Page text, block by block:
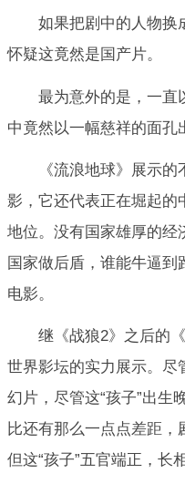
如果把剧中的人物换
怀疑这竟然是国产片。
最为意外的是，一直
中竟然以一幅慈祥的面孔
《流浪地球》展示
影，它还代表正在堀起的
地位。没有国家雄厚的经
国家做后盾，谁能牛逼到
电影。
继《战狼2》之后的
世界影坛的实力展示。尽
幻片，尽管这“孩子”出生
比还有那么一点点差距，
但这“孩子”五官端正，长